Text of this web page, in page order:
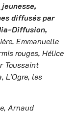
diffusés par
Diffusion,
Emmanuelle
rouges, Hélice
Toussaint
L’Ogre, les
Arnaud